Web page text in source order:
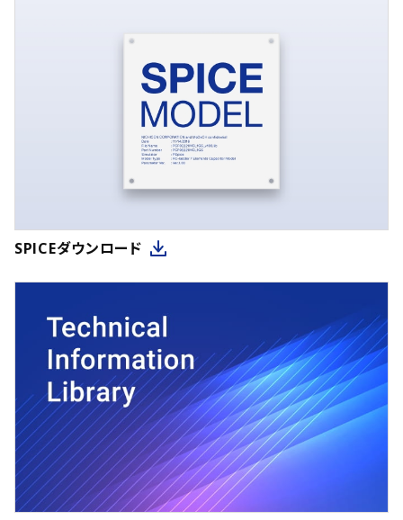
SPICEダウンロード